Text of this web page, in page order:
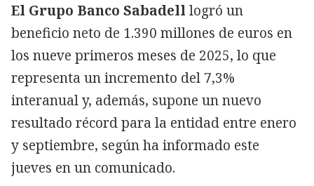
El Grupo Banco Sabadell logró un
beneficio neto de 1.390 millones de euros en
los nueve primeros meses de 2025, lo que
representa un incremento del 7,3%
interanual y, además, supone un nuevo
resultado récord para la entidad entre enero
y septiembre, según ha informado este
jueves en un comunicado.